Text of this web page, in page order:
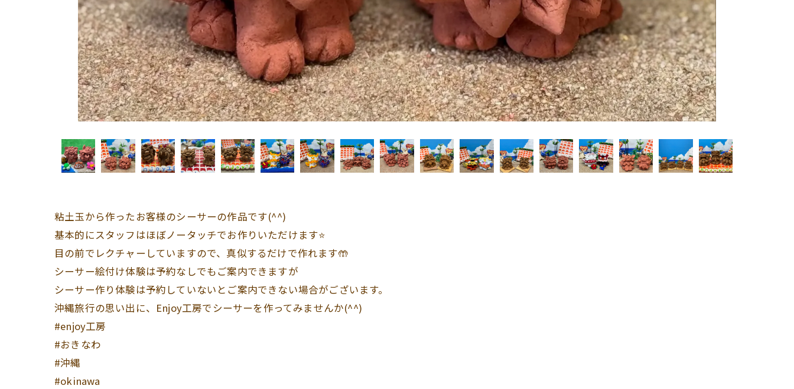
粘土玉から作ったお客様のシーサーの作品です(^^)
基本的にスタッフはほぼノータッチでお作りいただけます⭐️
目の前でレクチャーしていますので、真似するだけで作れます🤲
シーサー絵付け体験は予約なしでもご案内できますが
シーサー作り体験は予約していないとご案内できない場合がございます。
沖縄旅行の思い出に、Enjoy工房でシーサーを作ってみませんか(^^)
#enjoy工房
#おきなわ
#沖縄
#okinawa